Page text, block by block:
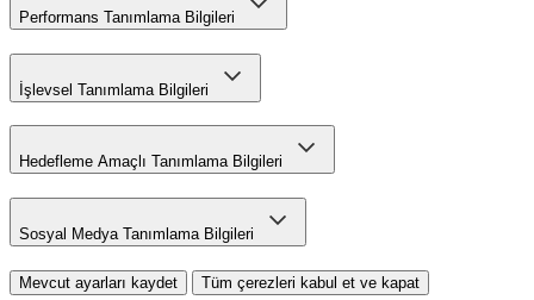
Performans Tanımlama Bilgileri
İşlevsel Tanımlama Bilgileri
Hedefleme Amaçlı Tanımlama Bilgileri
Sosyal Medya Tanımlama Bilgileri
Mevcut ayarları kaydet Tüm çerezleri kabul et ve kapat